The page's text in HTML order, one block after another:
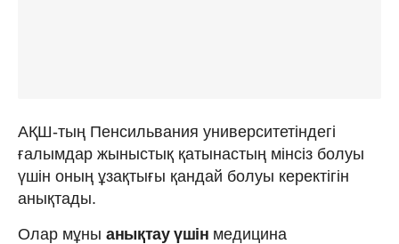
АҚШ-тың Пенсильвания университетіндегі
ғалымдар жыныстық қатынастың мінсіз болуы
үшін оның ұзақтығы қандай болуы керектігін
анықтады.
Олар мұны анықтау үшін медицина